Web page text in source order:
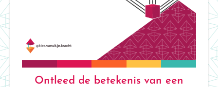
Ontleed de betekenis van een